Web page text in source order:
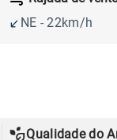
NE - 22km/h
Qualidade do